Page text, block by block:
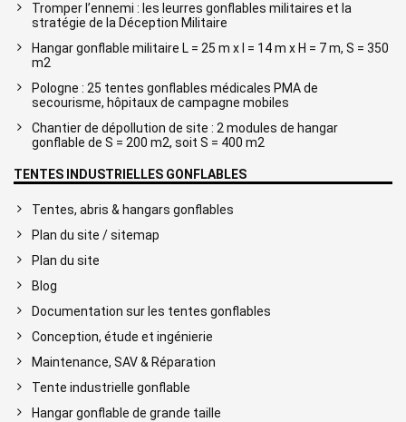
Tromper l’ennemi : les leurres gonflables militaires et la
stratégie de la Déception Militaire
Hangar gonflable militaire L = 25 m x l = 14 m x H = 7 m, S = 350
m2
Pologne : 25 tentes gonflables médicales PMA de
secourisme, hôpitaux de campagne mobiles
Chantier de dépollution de site : 2 modules de hangar
gonflable de S = 200 m2, soit S = 400 m2
TENTES INDUSTRIELLES GONFLABLES
Tentes, abris & hangars gonflables
Plan du site / sitemap
Plan du site
Blog
Documentation sur les tentes gonflables
Conception, étude et ingénierie
Maintenance, SAV & Réparation
Tente industrielle gonflable
Hangar gonflable de grande taille